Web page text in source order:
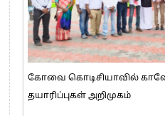
கோவை கொடிசியாவில்
தயாரிப்புகள் அறிமுகம்